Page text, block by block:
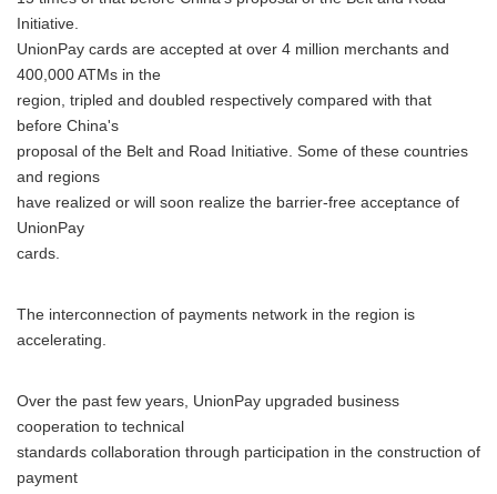
Initiative.
UnionPay cards are accepted at over 4 million merchants and
400,000 ATMs in the
region, tripled and doubled respectively compared with that
before China's
proposal of the Belt and Road Initiative. Some of these countries
and regions
have realized or will soon realize the barrier-free acceptance of
UnionPay
cards.
The interconnection of payments network in the region is
accelerating.
Over the past few years, UnionPay upgraded business
cooperation to technical
standards collaboration through participation in the construction of
payment